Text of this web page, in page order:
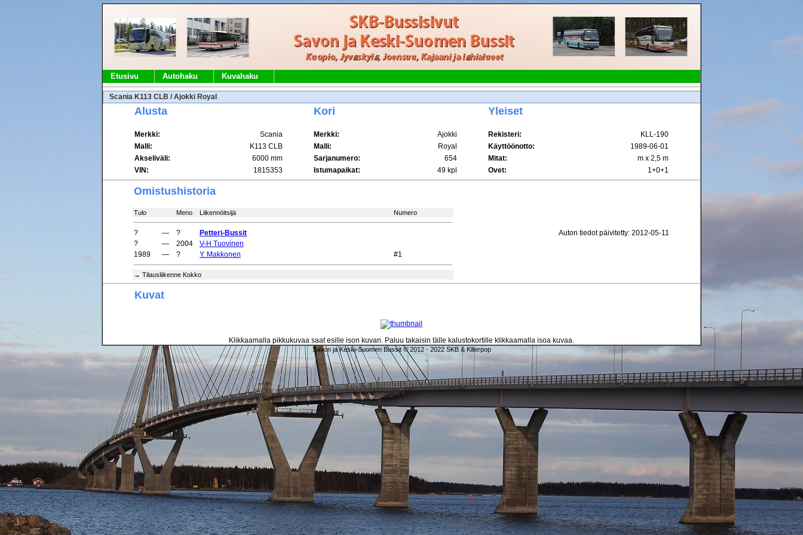
Etusivu Autohaku Kuvahaku
Scania K113 CLB / Ajokki Royal
Alusta Kori Yleiset
Merkki: Scania Merkki: Ajokki Rekisteri:
KLL-190
Malli:
K113 CLB Malli: Royal Käyttöönotto:
1989-06-01
Akseliväli:
6000 mm Sarjanumero: 654 Mitat:
m x 2,5 m
VIN:
1815353 Istumapaikat: 49 kpl Ovet: 1+0+1
Omistushistoria
Tulo Meno Liikennöitsijä Numero
? — ? Petteri-Bussit
Auton tiedot päivitetty: 2012-05-11
?
— 2004
V-H Tuovinen
1989
— ? Y. Makkonen #1
→ Tilausliikenne Kokko
Kuvat
Klikkaamalla pikkukuvaa saat esille ison kuvan. Paluu takaisin tälle kalustokortille klikkaamalla isoa kuvaa.
Savon ja Keski-Suomen Bussit © 2012 - 2022 SKB & Killerpop